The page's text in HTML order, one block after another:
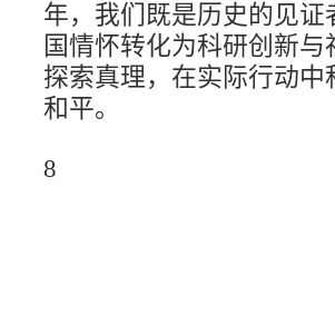
年，我们既是历史的见
国情怀转化为科研创新
探索真理，在实际行动
和平。
8